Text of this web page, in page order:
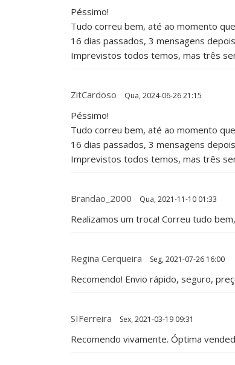
Péssimo!
Tudo correu bem, até ao momento
16 dias passados, 3 mensagens
Imprevistos todos temos, mas três
ZitCardoso Qua, 2024-06-26 21:15
Péssimo!
Tudo correu bem, até ao momento
16 dias passados, 3 mensagens
Imprevistos todos temos, mas três
Brandao_2000 Qua, 2021-11-10 01:33
Realizamos um troca! Correu tudo
Regina Cerqueira Seg, 2021-07-26 16:00
Recomendo! Envio rápido, seguro,
SIFerreira Sex, 2021-03-19 09:31
Recomendo vivamente. Óptima